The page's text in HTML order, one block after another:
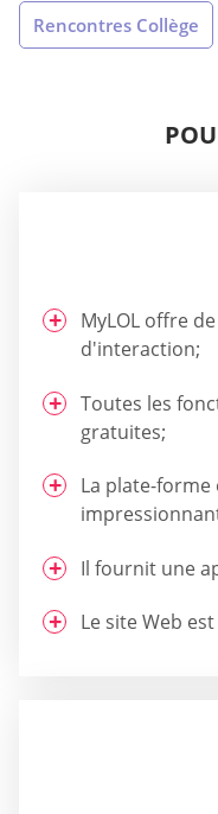
Rencontres Collège
MyLOL offre
d'interaction;
Toutes les
gratuites;
La plate-
Il fournit une
Le site Web